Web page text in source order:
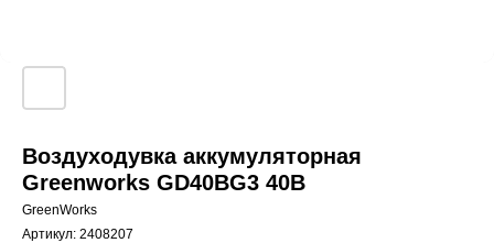
Воздуходувка аккумуляторная
Greenworks GD40BG3 40В
GreenWorks
Артикул: 2408207